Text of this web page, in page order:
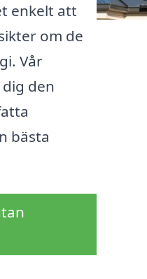
enkelt att
om de
Vår
den
bästa